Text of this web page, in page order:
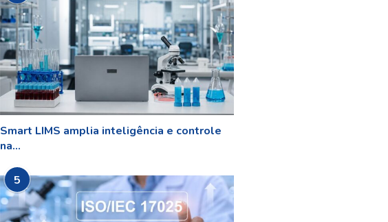
Smart LIMS amplia inteligência e controle
na...
5